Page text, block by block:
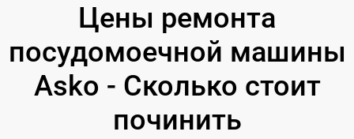
Цены ремонта
посудомоечной машины
Asko - Сколько стоит
починить